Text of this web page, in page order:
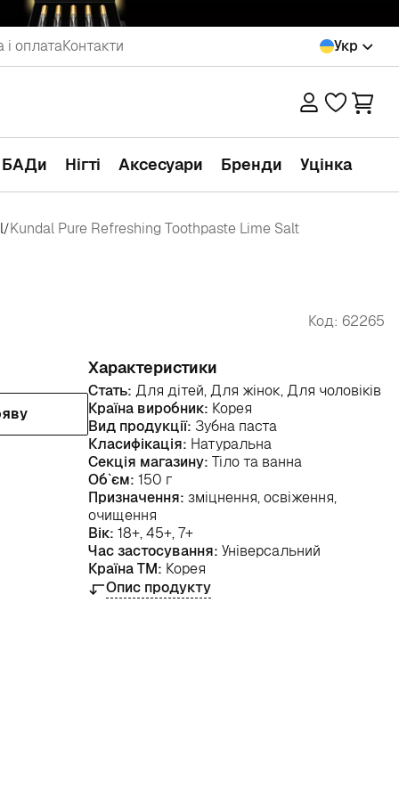
і оплатаКонтакти Укр
БАДи Нігті Аксесуари Бренди Уцінка
/Kundal Pure Refreshing Toothpaste Lime Salt
Код: 62265
Характеристики
Стать: Для дітей, Для жінок, Для чоловіків
Країна виробник: Корея
Вид продукції: Зубна паста
Класифікація: Натуральна
Секція магазину: Тіло та ванна
Об`єм: 150 г
Призначення: зміцнення, освіження,
очищення
Вік: 18+, 45+, 7+
Час застосування: Універсальний
Країна ТМ: Корея
Опис продукту